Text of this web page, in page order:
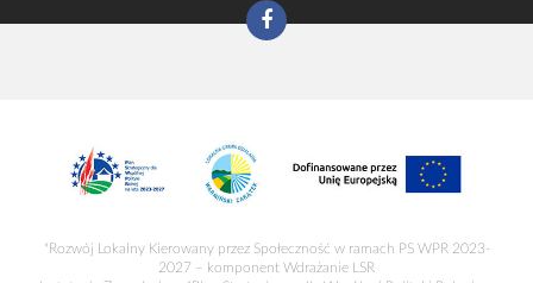
"Rozwój Lokalny Kierowany przez Społeczność w ramach PS WPR 2023-
2027 – komponent Wdrażanie LSR